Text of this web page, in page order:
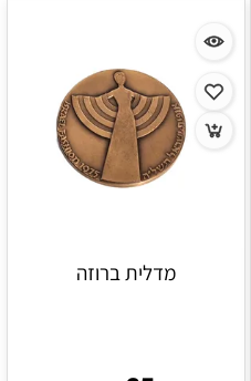
מדלית ברוזה